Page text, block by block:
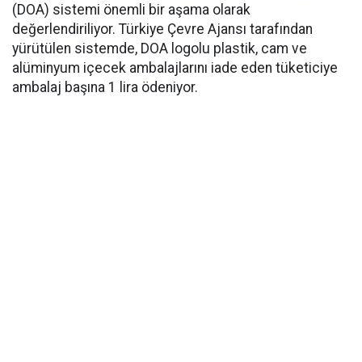
(DOA) sistemi önemli bir aşama olarak
değerlendiriliyor. Türkiye Çevre Ajansı tarafından
yürütülen sistemde, DOA logolu plastik, cam ve
alüminyum içecek ambalajlarını iade eden tüketiciye
ambalaj başına 1 lira ödeniyor.